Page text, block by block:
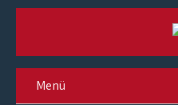
Menü